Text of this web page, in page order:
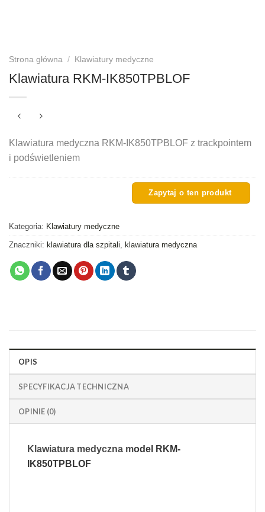
Strona główna / Klawiatury medyczne
Klawiatura RKM-IK850TPBLOF
Klawiatura medyczna RKM-IK850TPBLOF z trackpointem
i podświetleniem
Kategoria: Klawiatury medyczne
Znaczniki: klawiatura dla szpitali klawiatura medyczna
OPIS
SPECYFIKACJA TECHNICZNA
OPINIE (0)
Klawiatura medyczna model RKM-
IK850TPBLOF